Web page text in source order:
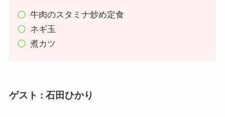
牛肉のスタミナ炒め定食
ネギ玉
煮カツ
ゲスト : 石田ひかり